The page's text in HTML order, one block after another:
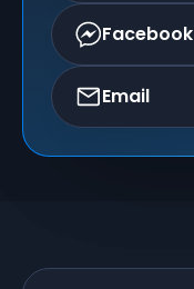
Facebook
Email